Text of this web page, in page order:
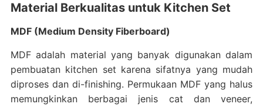
Material Berkualitas untuk Kitchen Set
MDF (Medium Density Fiberboard)
MDF adalah material yang banyak digunakan dalam
pembuatan kitchen set karena sifatnya yang mudah
diproses dan di-finishing. Permukaan MDF yang halus
memungkinkan berbagai jenis cat dan veneer,